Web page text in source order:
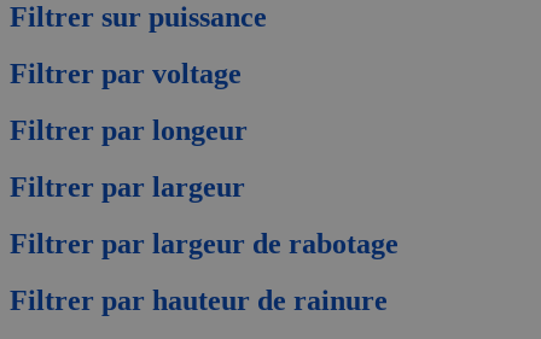
Filtrer sur puissance
Filtrer par voltage
Filtrer par longeur
Filtrer par largeur
Filtrer par largeur de rabotage
Filtrer par hauteur de rainure